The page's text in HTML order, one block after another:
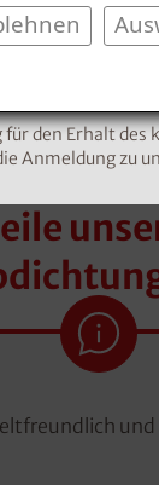
entspricht
allen
für den Erhalt des
Anmeldung zu